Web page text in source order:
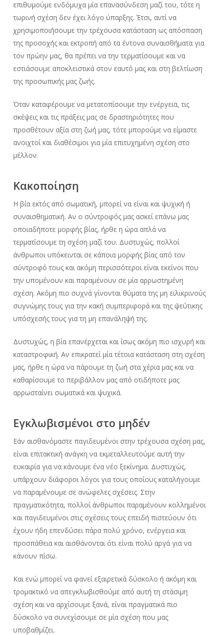
επιθυμούμε ενδόμυχα μία επανασύνδεση μαζί του, τότε η
τωρινή σχέση δεν έχει λόγο ύπαρξης. Έτσι, αντί να
χρησιμοποιήσουμε την τρέχουσα κατάσταση ως απόσπαση
της προσοχής και εκτροπή από τα έντονα συναισθήματα για
τον πρώην μας, θα πρέπει να την τερματίσουμε και να
εστιάσουμε αποκλειστικά στον εαυτό μας και στη βελτίωση
της προσωπικής μας ζωής.
Όταν καταφέρουμε να μετατοπίσουμε την ενέργεια, τις
σκέψεις και τις πράξεις μας σε δραστηριότητες που
προσθέτουν αξία στη ζωή μας, τότε μπορούμε να είμαστε
ανοιχτοί και διαθέσιμοι για μία επιτυχημένη σχέση στο
μέλλον.
Κακοποίηση
Η βία εκτός από σωματική, μπορεί να είναι και ψυχική ή
συναισθηματική. Αν ο σύντροφός μας ασκεί επάνω μας
οποιαδήποτε μορφής βίας, ήρθε η ώρα απλά να
τερματίσουμε τη σχέση μαζί του. Δυστυχώς, πολλοί
άνθρωποι υπόκεινται σε κάποια μορφής βίας από τον
σύντροφό τους και ακόμη περισσότεροι είναι εκείνοι που
την υπομένουν και παραμένουν σε μία αρρωστημένη
σχέση. Ακόμη πιο συχνά γίνονται θύματα της μη ειλικρινούς
συγνώμης τους για την κακή συμπεριφορά και της ψεύτικης
υπόσχεσής τους για τη μη επανάληψή της.
Δυστυχώς, η βία επανέρχεται και ίσως ακόμη πιο ισχυρή και
καταστροφική. Αν επικρατεί μία τέτοια κατάσταση στη σχέση
μας, ήρθε η ώρα να πάρουμε τη ζωή στα χέρια μας και να
καθαρίσουμε το περιβάλλον μας από οτιδήποτε μας
αρρωσταίνει σωματικά και ψυχικά.
Εγκλωβισμένοι στο μηδέν
Εάν αισθανόμαστε παγιδευμένοι στην τρέχουσα σχέση μας,
είναι επιτακτική ανάγκη να εκμεταλλευτούμε αυτή την
ευκαιρία για να κάνουμε ένα νέο ξεκίνημα. Δυστυχώς,
υπάρχουν διάφοροι λόγοι για τους οποίους καταλήγουμε
να παραμένουμε σε ανώφελες σχέσεις. Στην
πραγματικότητα, πολλοί άνθρωποι παραμένουν κολλημένοι
και παγιδευμένοι στις σχέσεις τους επειδή πιστεύουν ότι
έχουν ήδη επενδύσει πάρα πολύ χρόνο, ενέργεια και
προσπάθεια και αισθάνονται ότι είναι πολύ αργά για να
κάνουν πίσω.
Και ενώ μπορεί να φανεί εξαιρετικά δύσκολο ή ακόμη και
τρομακτικό να απεγκλωβισθούμε από αυτή τη στάσιμη
σχέση και να αρχίσουμε ξανά, είναι πραγματικά πιο
δύσκολο να συνεχίσουμε σε μία σχέση που μας
υποβαθμίζει.